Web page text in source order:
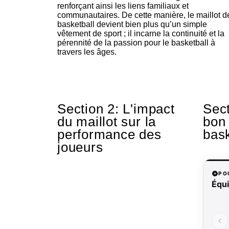
renforçant ainsi les liens familiaux et
communautaires. De cette manière, le maillot
basketball devient bien plus qu’un simple
vêtement de sport ; il incarne la continuité et la
pérennité de la passion pour le basketball à
travers les âges.
Section 2: L'impact
du maillot sur la
performance des
joueurs